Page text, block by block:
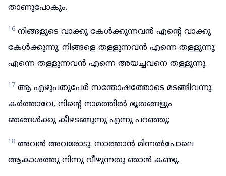
താണുപോകും.
16 നിങ്ങളുടെ വാക്കു കേൾക്കുന്നവൻ എന്റെ വാക്കു
കേൾക്കുന്നു; നിങ്ങളെ തള്ളുന്നവൻ എന്നെ തള്ളുന്നു;
എന്നെ തള്ളുന്നവൻ എന്നെ അയച്ചവനെ തള്ളുന്നു.
17 ആ എഴുപതുപേർ സന്തോഷത്തോടെ മടങ്ങിവന്നു:
കർത്താവേ, നിന്റെ നാമത്തിൽ ഭൂതങ്ങളും
ഞങ്ങൾക്കു കീഴടങ്ങുന്നു എന്നു പറഞ്ഞു;
18 അവൻ അവരോടു: സാത്താൻ മിന്നൽപോലെ
ആകാശത്തു നിന്നു വീഴുന്നതു ഞാൻ കണ്ടു.